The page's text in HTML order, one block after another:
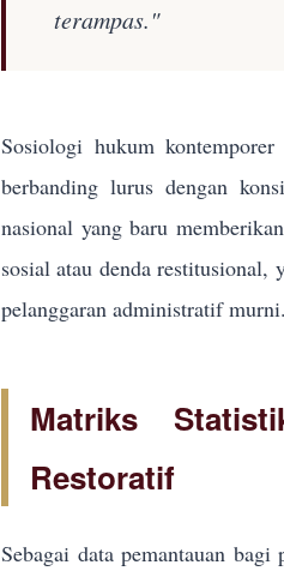
terampas."
Sosiologi hukum
berbanding lurus dengan
nasional yang baru
sosial atau denda
pelanggaran administratif murni.
Matriks
Restoratif
Sebagai data pemantauan